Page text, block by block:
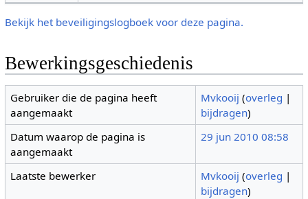
Bekijk het beveiligingslogboek voor deze pagina.
Bewerkingsgeschiedenis
Gebruiker die de pagina heeft
aangemaakt
Mvkooij (overleg |
bijdragen)
Datum waarop de pagina is
aangemaakt
29 jun 2010 08:58
Laatste bewerker Mvkooij (overleg |
bijdragen)